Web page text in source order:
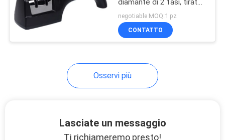
Supporto elettrico
diamante di 2 fasi, tirata
tramite la macchina per
affilare i coltelli manuale
negotiable MOQ:1 pz
CONTATTO
Osservi più
Lasciate un messaggio
Ti richiameremo presto!